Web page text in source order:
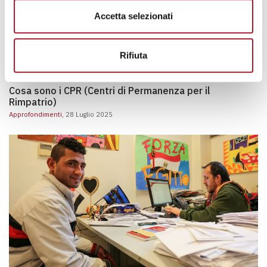
Accetta selezionati
Rifiuta
Cos’è il Ramadan: origine, tradizione e significato
Approfondimenti, 10 Febbraio 2025
Cosa sono i CPR (Centri di Permanenza per il
Rimpatrio)
Approfondimenti , 28 Luglio 2025